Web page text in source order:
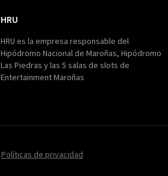
HRU
HRU es la empresa responsable del
Hipódromo Nacional de Maroñas, Hipódromo
Las Piedras y las 5 salas de slots de
Entertainment Maroñas
Políticas de privacidad